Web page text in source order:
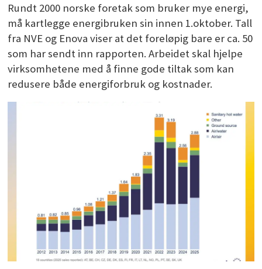
Rundt 2000 norske foretak som bruker mye energi,
må kartlegge energibruken sin innen 1.oktober. Tall
fra NVE og Enova viser at det foreløpig bare er ca. 50
som har sendt inn rapporten. Arbeidet skal hjelpe
virksomhetene med å finne gode tiltak som kan
redusere både energiforbruk og kostnader.